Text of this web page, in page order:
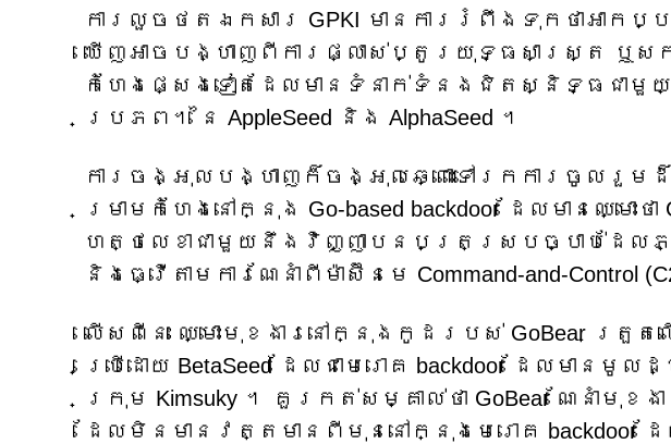
ការលួចថតឯកសារ GPKI មានការរំពឹងទុកថាអាក
ឃើញអាចបង្ហាញពីការផ្លាស់ប្តូរយុទ្ធសាស្ត្រ ឬ
កំហែងផ្សេងទៀតដែលមានទំនាក់ទំនងជិតស្និទ្ធជាមួ
ប្រភព។ នៃ AppleSeed និង AlphaSeed ។
ការចង្អុលបង្ហាញក៏ចង្អុលឆ្ពោះទៅរកការចូលរួ
ម្រាមកំហែងនៅក្នុង Go-based backdoor ដែលមានឈ្មោះថា
ហត្ថលេខាជាមួយនឹងវិញ្ញាបនបត្រស្របច្បាប់ដែលភ្ជាប់
និងធ្វើតាមការណែនាំពីម៉ាស៊ីនមេ Command-and-Control
លើសពីនេះ ឈ្មោះមុខងារនៅក្នុងកូដរបស់ GoBear ត្រួ
ប្រើដោយ BetaSeed ដែលជាមេរោគ backdoor ដែលមានមូល
ក្រុម Kimsuky ។ គួរកត់សម្គាល់ថា GoBear ណែនាំមុខង
ដែលមិនមានវត្តមានពីមុននៅក្នុងមេរោគ backdoor